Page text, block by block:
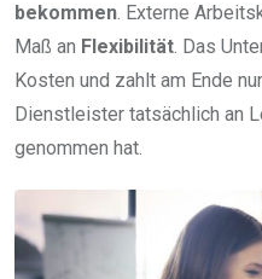
bekommen. Externe
Maß an Flexibilität. Das
Kosten und zahlt am Ende
Dienstleister tatsächlich an
genommen hat.